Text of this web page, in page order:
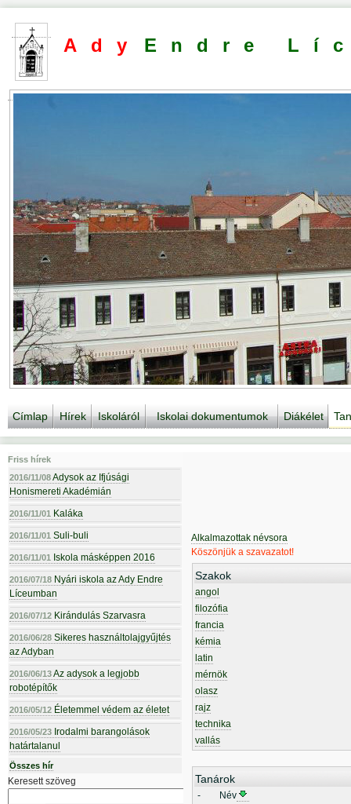
Ady Endre
Címlap Hírek Iskoláról Iskolai dokumentumok Diákélet
Friss hírek
2016/11/08Adysok az Ifjúsági
Honismereti Akadémián
2016/11/01 Kaláka
2016/11/01 Suli-buli
2016/11/01 Iskola másképpen 2016
2016/07/18 Nyári iskola az Ady Endre
Líceumban
2016/07/12 Kirándulás Szarvasra
2016/06/28 Sikeres használtolajgyűjtés
az Adyban
2016/06/13Az adysok a legjobb
robotépítők
2016/05/12 Életemmel védem az életet
2016/05/23 Irodalmi barangolások
határtalanul
Összes hír
Keresett szöveg
Alkalmazottak névsora
Köszönjük a szavazatot!
Szakok
angol
filozófia
francia
kémia
latin
mérnök
olasz
rajz
technika
vallás
Tanárok
- Név